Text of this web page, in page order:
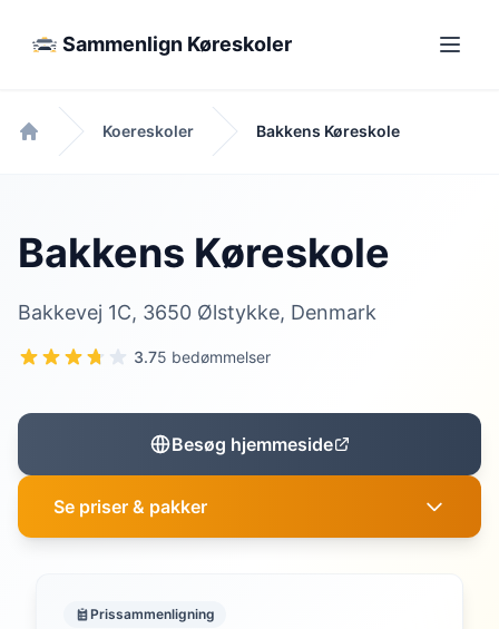
Sammenlign Køreskoler
Forside
Koereskoler Bakkens Køreskole
Bakkens Køreskole
Bakkevej 1C, 3650 Ølstykke, Denmark
3.75 bedømmelser
Besøg hjemmeside
Se priser & pakker
Prissammenligning